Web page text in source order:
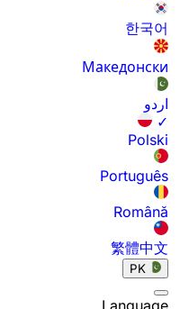
한국어
Македонски
اردو
✓
Polski
Português
Română
繁體中文
PK